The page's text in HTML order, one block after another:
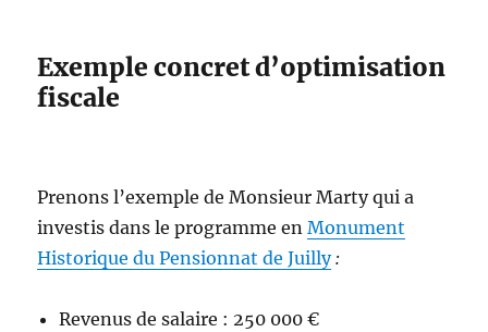
Exemple concret d’optimisation
fiscale
Prenons l’exemple de Monsieur Marty qui a
investis dans le programme enMonument
Historique du Pensionnat de Juilly :
Revenus de salaire : 250 000 €